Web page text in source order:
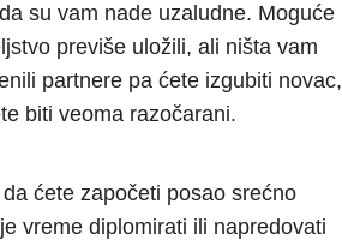
su vam nade uzaludne. Moguće
previše uložili, ali ništa vam
partnere pa ćete izgubiti novac,
biti veoma razočarani.
ćete započeti posao srećno
vreme diplomirati ili napredovati